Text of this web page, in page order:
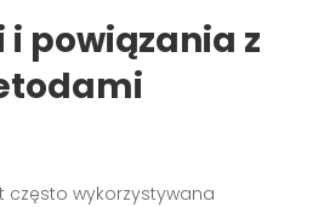
i powiązania z
często wykorzystywana